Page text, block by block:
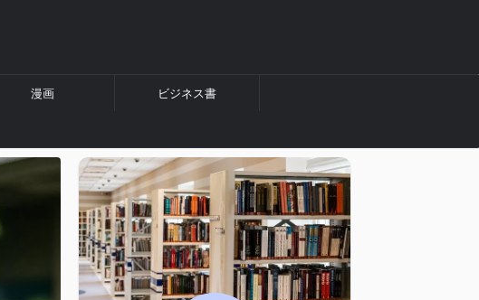
漫画 ビジネス書